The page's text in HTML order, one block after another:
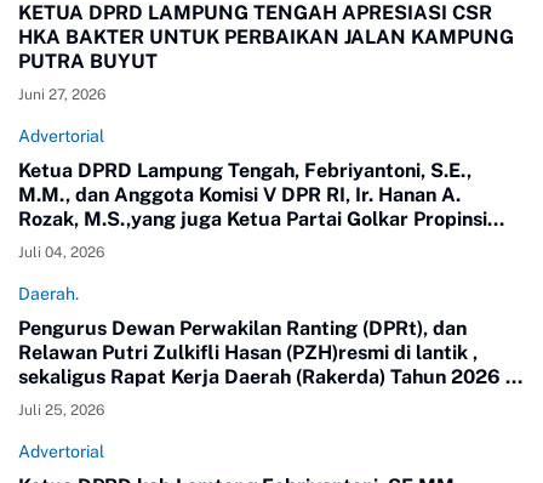
KETUA DPRD LAMPUNG TENGAH APRESIASI CSR
HKA BAKTER UNTUK PERBAIKAN JALAN KAMPUNG
PUTRA BUYUT
Juni 27, 2026
Advertorial
Ketua DPRD Lampung Tengah, Febriyantoni, S.E.,
M.M., dan Anggota Komisi V DPR RI, Ir. Hanan A.
Rozak, M.S.,yang juga Ketua Partai Golkar Propinsi
Lampung meninjau langsung jalan di Kampung Putra
Buyut, Kecamatan Gunung Sugih.
Juli 04, 2026
Daerah.
Pengurus Dewan Perwakilan Ranting (DPRt), dan
Relawan Putri Zulkifli Hasan (PZH)resmi di lantik ,
sekaligus Rapat Kerja Daerah (Rakerda) Tahun 2026 di
Gedung Sesat Kota Pemerintah Kota Metro
Juli 25, 2026
Advertorial